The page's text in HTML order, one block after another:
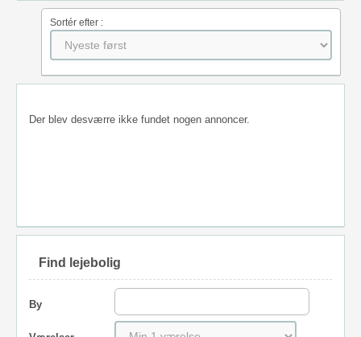
Sortér efter :
Der blev desværre ikke fundet nogen annoncer.
Find lejebolig
By